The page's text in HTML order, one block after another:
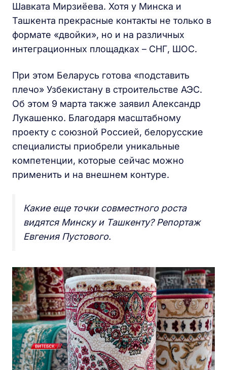
Шавката Мирзиёева. Хотя у Минска и
Ташкента прекрасные контакты не только в
формате «двойки», но и на различных
интеграционных площадках – СНГ, ШОС.
При этом Беларусь готова «подставить
плечо» Узбекистану в строительстве АЭС.
Об этом 9 марта также заявил Александр
Лукашенко. Благодаря масштабному
проекту с союзной Россией, белорусские
специалисты приобрели уникальные
компетенции, которые сейчас можно
применить и на внешнем контуре.
Какие еще точки совместного роста
видятся Минску и Ташкенту? Репортаж
Евгения Пустового.